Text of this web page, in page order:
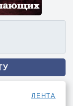
ЛЕНТА